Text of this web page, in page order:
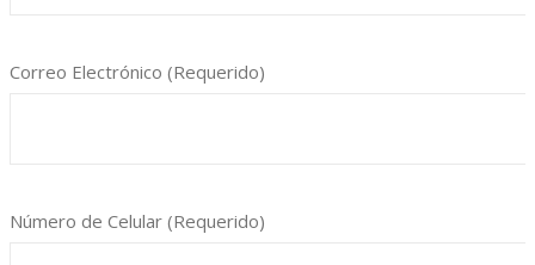
Correo Electrónico (Requerido)
Número de Celular (Requerido)